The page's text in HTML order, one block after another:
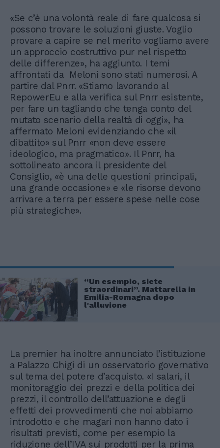
«Se c’è una volontà reale di fare qualcosa si
possono trovare le soluzioni giuste. Voglio
provare a capire se nel merito vogliamo avere
un approccio costruttivo pur nel rispetto
delle differenze», ha aggiunto. I temi
affrontati da Meloni sono stati numerosi. A
partire dal Pnrr. «Stiamo lavorando al
RepowerEu e alla verifica sul Pnrr esistente,
per fare un tagliando che tenga conto del
mutato scenario della realtà di oggi», ha
affermato Meloni evidenziando che «il
dibattito» sul Pnrr «non deve essere
ideologico, ma pragmatico». Il Pnrr, ha
sottolineato ancora il presidente del
Consiglio, «è una delle questioni principali,
una grande occasione» e «le risorse devono
arrivare a terra per essere spese nelle cose
più strategiche».
“Un esempio, siete
straordinari”. Mattarella in
Emilia-Romagna dopo
l'alluvione
La premier ha inoltre annunciato l’istituzione
a Palazzo Chigi di un osservatorio governativo
sul tema del potere d’acquisto. «I salari, il
monitoraggio dei prezzi e della politica dei
prezzi, il controllo dell’attuazione e degli
effetti dei provvedimenti che noi abbiamo
introdotto e che magari non hanno dato i
risultati previsti, come per esempio la
riduzione dell’IVA sui prodotti per la prima